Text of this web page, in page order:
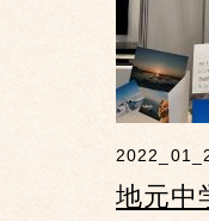
地元中